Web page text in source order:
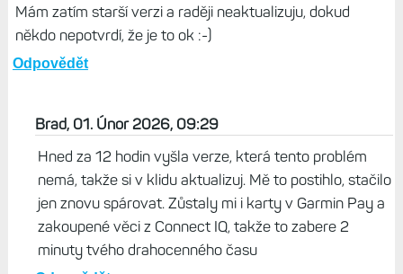
Jestli máte Android, tak to zkuste zkontrolovat
na úrovní telefonu. Jestli iPhone, ten buď posílá
vše nebo nic. Případně se to dá upravovat v
kde to máte vypnuté.
MB, 01. Únor 2026, 08:43
Mám zatím starší verzi a raději neaktualizuju, dokud
někdo nepotvrdí, že je to ok :-)